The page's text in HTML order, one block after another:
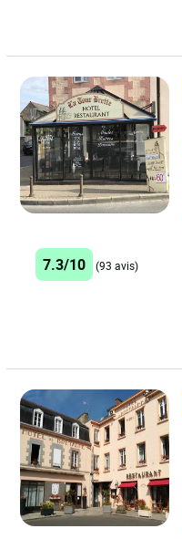
7.3/10 (93 avis)